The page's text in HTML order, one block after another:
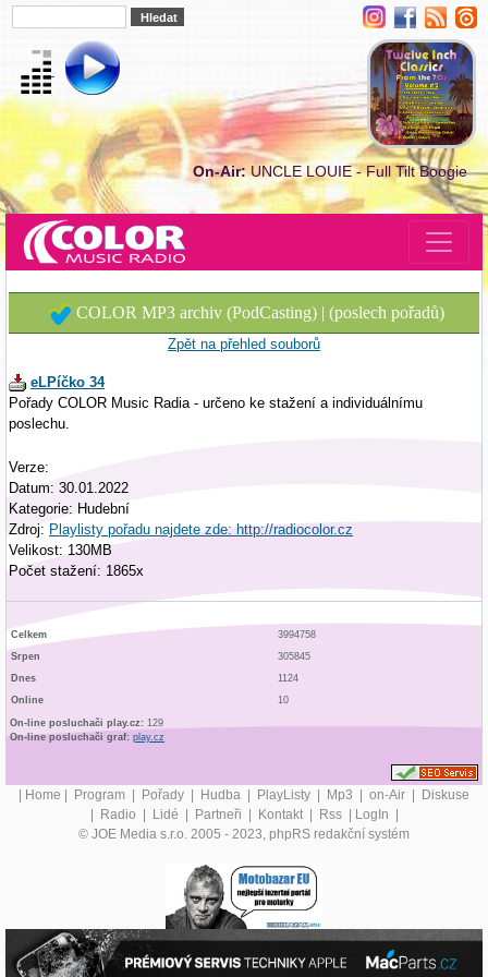
On-Air:UNCLE LOUIE - Full Tilt Boogie
COLOR MP3 archiv (PodCasting) | (poslech pořadů)
Zpět na přehled souborů
eLPíčko 34
Pořady COLOR Music Radia - určeno ke stažení a individuálnímu
poslechu.
Verze:
Datum: 30.01.2022
Kategorie: Hudební
Zdroj: Playlisty pořadu najdete zde: http://radiocolor.cz
Velikost: 130MB
Počet stažení: 1865x
Celkem
3994758
Srpen
305845
Dnes
1124
Online
10
On-line posluchači play.cz: 129
On-line posluchači graf: play.cz
| Home | Program | Pořady | Hudba | PlayListy | Mp3 | on-Air | Diskuse
| Radio | Lidé | Partneři | Kontakt | Rss | LogIn |
© JOE Media s.r.o. 2005 - 2023, phpRS redakční systém